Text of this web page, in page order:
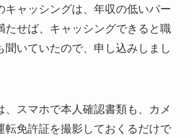
キャッシングは、年収の低いパー
たせば、キャッシングできる と職
聞いていたので、申し込みしまし
、スマホで本人確認書類も、カメ
転免許証を撮影しておくるだけで